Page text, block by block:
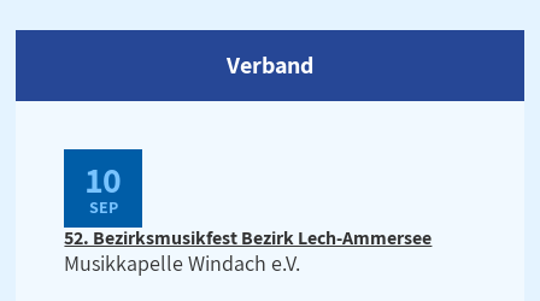
Verband
10
SEP
52. Bezirksmusikfest Bezirk Lech-Ammersee
Musikkapelle Windach e.V.